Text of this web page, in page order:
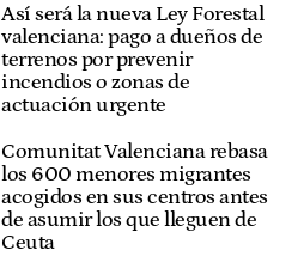
Así será la nueva Ley Forestal
valenciana: pago a dueños de
terrenos por prevenir
incendios o zonas de
actuación urgente
Comunitat Valenciana rebasa
los 600 menores migrantes
acogidos en sus centros antes
de asumir los que lleguen de
Ceuta